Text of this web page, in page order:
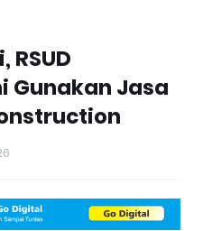
RSUD
Gunakan Jasa